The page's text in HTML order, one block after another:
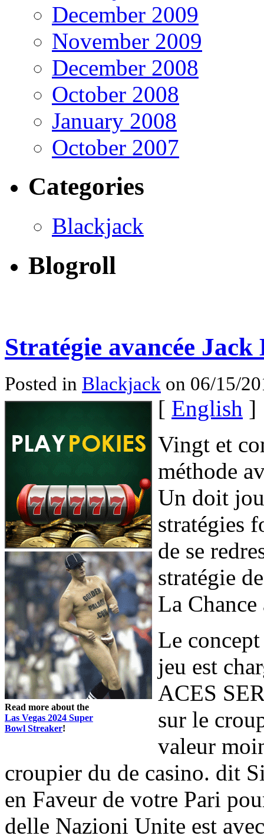
December 2009
November 2009
December 2008
October 2008
January 2008
October 2007
Categories
Blackjack
Blogroll
Stratégie avancée Jack
Posted in Blackjack on 06/15/
Read more about the
Las Vegas 2024 Super
Bowl Streaker!
[ English ]
Vingt et
méthode
Un doit
stratégies
de se
stratégie
La
Le
jeu est
ACES
sur le
valeur
croupier du de casino. dit
en Faveur de votre Pari
delle Nazioni Unite est